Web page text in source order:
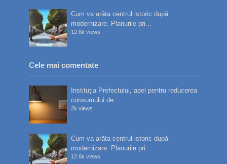
Cum va arăta centrul istoric după
modernizare. Planurile pri...
12.6k views
Cele mai comentate
Instituția Prefectului, apel pentru reducerea
consumului de...
2k views
Cum va arăta centrul istoric după
modernizare. Planurile pri...
12.6k views